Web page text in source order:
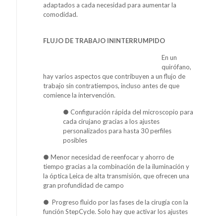
adaptados a cada necesidad para aumentar la
comodidad.
FLUJO DE TRABAJO ININTERRUMPIDO
En un
quirófano,
hay varios aspectos que contribuyen a un flujo de
trabajo sin contratiempos, incluso antes de que
comience la intervención.
● Configuración rápida del microscopio para
cada cirujano gracias a los ajustes
personalizados para hasta 30 perfiles
posibles
● Menor necesidad de reenfocar y ahorro de
tiempo gracias a la combinación de la iluminación y
la óptica Leica de alta transmisión, que ofrecen una
gran profundidad de campo
● Progreso fluido por las fases de la cirugía con la
función StepCycle. Solo hay que activar los ajustes